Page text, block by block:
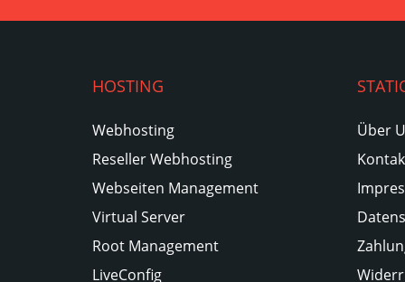
HOSTING
Webhosting
Reseller Webhosting
Webseiten Management
Virtual Server
Root Management
LiveConfig
Über